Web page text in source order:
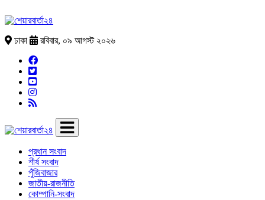
ঢাকা রবিবার, ০৯ আগস্ট ২০২৬
প্রধান সংবাদ
শীর্ষ সংবাদ
পুঁজিবাজার
জাতীয়-রাজনীতি
কোম্পানি-সংবাদ